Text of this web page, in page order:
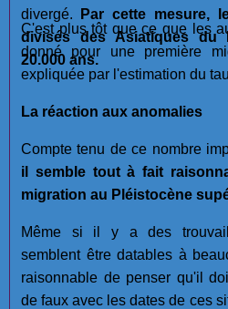
divergé.
Par cette mesure,
divisés des Asiatiques
20.000 ans.
C'est plus tôt que ce que les
donné pour une première
expliquée par l'estimation du
La réaction aux anomalies
Compte tenu de ce nombre
il semble tout à fait
migration au Pléistocène
Même si il y a des
semblent être datables à
raisonnable de penser qu'il
de faux avec les dates de ces